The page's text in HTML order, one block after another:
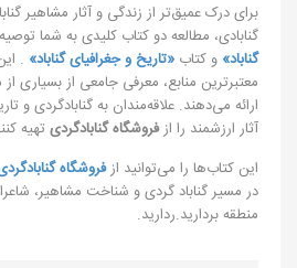
برای درک عمیق‌تر از زندگی و آثار مشاهیر
گنابادی، مطالعه دو کتاب کلیدی به شما
گناباد» و کتاب «تاریخ و جغرافیای گناباد» .
معتبرترین منابع، معرفی جامعی از بسیاری
ارائه می‌دهند. علاقه‌مندان به گنابادگردی و
آثار ارزشمند را ازفروشگاه گنابادگردی تهیه
این کتاب‌ها را می‌توانید ازفروشگاه
در مسیر گناباد گردی و شناخت مشاهیر،
منطقه بردارید.ردارید.